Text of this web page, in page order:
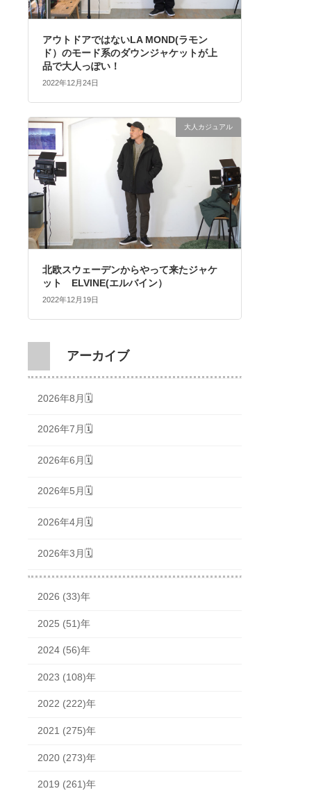
アウトドアではないLA MOND(ラモン
ド）のモード系のダウンジャケットが上
品で大人っぽい！
2022年12月24日
大人カジュアル
北欧スウェーデンからやって来たジャケ
ット ELVINE(エルバイン）
2022年12月19日
アーカイブ
2026年8月🗓
2026年7月🗓
2026年6月🗓
2026年5月🗓
2026年4月🗓
2026年3月🗓
2026 (33)年
2025 (51)年
2024 (56)年
2023 (108)年
2022 (222)年
2021 (275)年
2020 (273)年
2019 (261)年